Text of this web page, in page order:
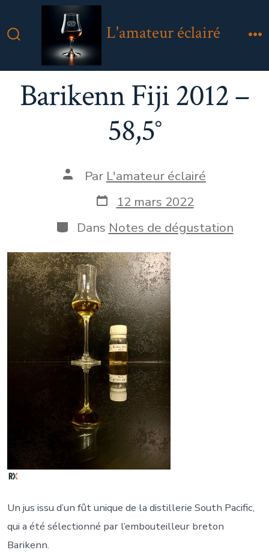
au
Bascule
Rechercher
L'amateur éclairé
Barikenn Fiji 2012 –
58,5°
Auteur
publication
Par L'amateur éclairé
Date
de
publication
12 mars 2022
Catégories
Dans Notes de dégustation
Un jus issu d’un fût unique de la distillerie South Pacific,
qui a été sélectionné par l’embouteilleur breton
Barikenn.